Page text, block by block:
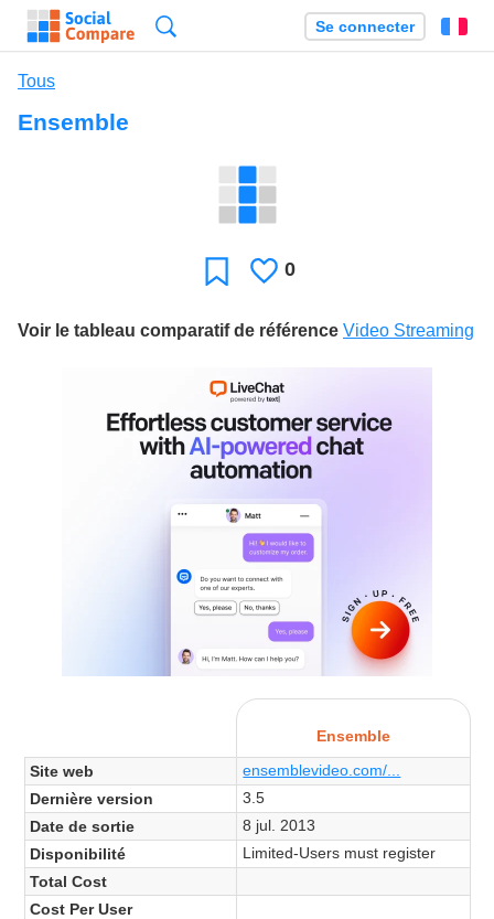
Se connecter
Tous
Ensemble
Favori J'aime
0
Voir le tableau comparatif de référence Video Streaming
Ensemble
Site web
ensemblevideo.com/...
Dernière version
3.5
Date de sortie
8 jul. 2013
Disponibilité
Limited-Users must register
Total Cost
Cost Per User